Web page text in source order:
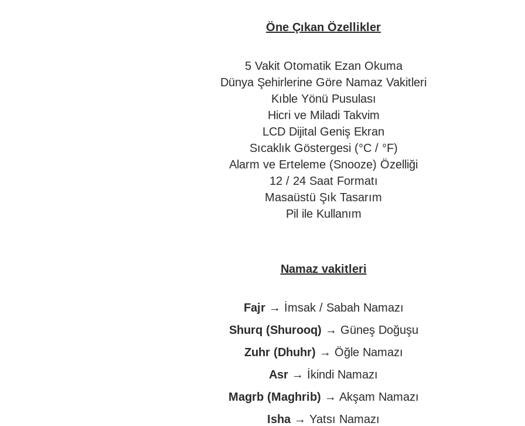
Öne Çıkan Özellikler
5 Vakit Otomatik Ezan Okuma
Dünya Şehirlerine Göre Namaz Vakitleri
Kıble Yönü Pusulası
Hicri ve Miladi Takvim
LCD Dijital Geniş Ekran
Sıcaklık Göstergesi (°C / °F)
Alarm ve Erteleme (Snooze) Özelliği
12 / 24 Saat Formatı
Masaüstü Şık Tasarım
Pil ile Kullanım
Namaz vakitleri
Fajr→ İmsak / Sabah Namazı
Shurq (Shurooq) → Güneş Doğuşu
Zuhr (Dhuhr) → Öğle Namazı
Asr → İkindi Namazı
Magrb (Maghrib) → Akşam Namazı
Isha→ Yatsı Namazı